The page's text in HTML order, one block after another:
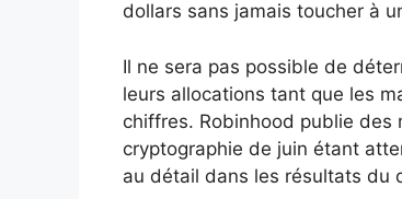
dollars sans jamais toucher à
Il ne sera pas possible de
leurs allocations tant que les
chiffres. Robinhood publie des
cryptographie de juin étant
au détail dans les résultats du